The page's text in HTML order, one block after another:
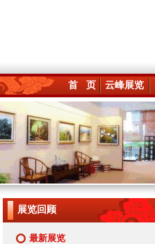
首 页 云峰展览
展览回顾
最新展览